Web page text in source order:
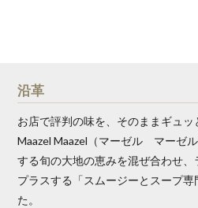
沿革
お店で評判の味を、そのままギュッ
Maazel Maazel（マーゼル マーゼ
する旬の大地の恵みを混ぜ合わせ、
プラスする「スムージーとスープ
た。